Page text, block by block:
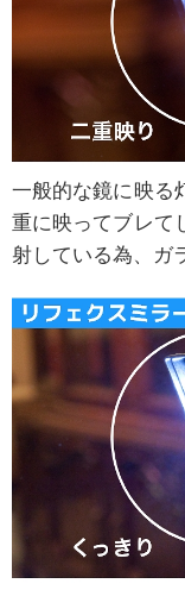
一般的な鏡に映る
重に映ってブレて
射している為、ガ